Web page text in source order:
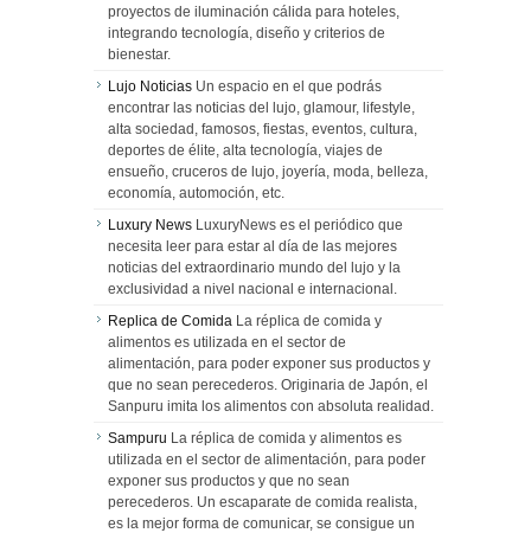
proyectos de iluminación cálida para hoteles,
integrando tecnología, diseño y criterios de
bienestar.
Lujo Noticias Un espacio en el que podrás
encontrar las noticias del lujo, glamour, lifestyle,
alta sociedad, famosos, fiestas, eventos, cultura,
deportes de élite, alta tecnología, viajes de
ensueño, cruceros de lujo, joyería, moda, belleza,
economía, automoción, etc.
Luxury News LuxuryNews es el periódico que
necesita leer para estar al día de las mejores
noticias del extraordinario mundo del lujo y la
exclusividad a nivel nacional e internacional.
Replica de Comida La réplica de comida y
alimentos es utilizada en el sector de
alimentación, para poder exponer sus productos y
que no sean perecederos. Originaria de Japón, el
Sanpuru imita los alimentos con absoluta realidad.
Sampuru La réplica de comida y alimentos es
utilizada en el sector de alimentación, para poder
exponer sus productos y que no sean
perecederos. Un escaparate de comida realista,
es la mejor forma de comunicar, se consigue un